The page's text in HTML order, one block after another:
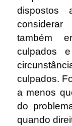
dispostos
também
culpados
culpados.
a menos
do
quando